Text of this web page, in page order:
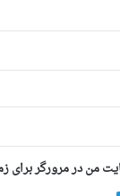
من در مرورگر برای